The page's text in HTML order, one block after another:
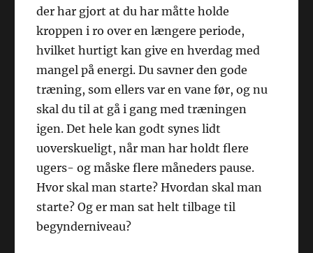
der har gjort at du har måtte holde
kroppen i ro over en længere periode,
hvilket hurtigt kan give en hverdag med
mangel på energi. Du savner den gode
træning, som ellers var en vane før, og nu
skal du til at gå i gang med træningen
igen. Det hele kan godt synes lidt
uoverskueligt, når man har holdt flere
ugers- og måske flere måneders pause.
Hvor skal man starte? Hvordan skal man
starte? Og er man sat helt tilbage til
begynderniveau?